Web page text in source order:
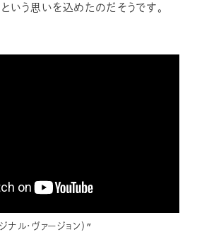
いう思いを込めたのだそうです。
ル・ヴァージョン）”